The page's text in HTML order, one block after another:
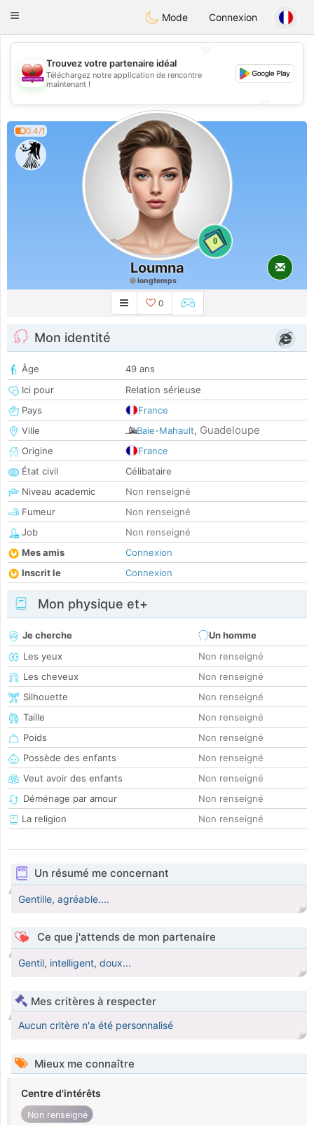
Maroc Dating
Toggle
Mode Connexion
💖
💕
Trouvez votre partenaire idéal
Téléchargez notre application de rencontre
maintenant !
0.4/1
0
Loumna
longtemps
0
Mon identité
Âge
49 ans
Ici pour
Relation sérieuse
Pays
France
Ville
Baie-Mahault, Guadeloupe
Origine
France
État civil
Célibataire
Niveau academic
Non renseigné
Fumeur
Non renseigné
Job
Non renseigné
Mes amis
Connexion
Inscrit le
Connexion
Mon physique et+
Je cherche
Un homme
Les yeux
Non renseigné
Les cheveux
Non renseigné
Silhouette
Non renseigné
Taille
Non renseigné
Poids
Non renseigné
Possède des enfants
Non renseigné
Veut avoir des enfants
Non renseigné
Déménage par amour
Non renseigné
La religion
Non renseigné
Un résumé me concernant
Gentille, agréable....
Ce que j'attends de mon partenaire
Gentil, intelligent, doux...
Mes critères à respecter
Aucun critère n'a été personnalisé
Mieux me connaître
Centre d'intérêts
Non renseigné